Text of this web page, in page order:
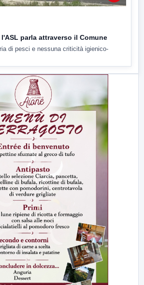
l'ASL parla attraverso il Comune
di pesci e nessuna criticità igienico-